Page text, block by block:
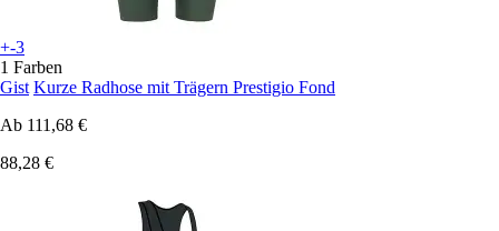
+-3
1 Farben
Gist Kurze Radhose mit Trägern Prestigio Fond
Ab 111,68 €
88,28 €